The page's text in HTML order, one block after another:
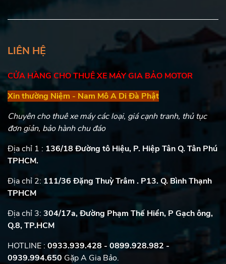
LIÊN HỆ
CỬA HÀNG CHO THUÊ XE MÁY GIA BẢO MOTOR
Xin thường Niệm - Nam Mô A Di Đà Phật
Chuyên cho thuê xe máy các loại, giá cạnh tranh, thủ tục
đơn giản, bảo hành chu đáo
Địa chỉ 1 : 136/18 Đường tô Hiệu, P. Hiệp Tân Q. Tân Phú
TPHCM.
Địa chỉ 2: 111/36 Đặng Thuỳ Trâm . P13. Q. Bình Thạnh
TPHCM
Địa chỉ 3: 304/17a, Đường Phạm Thế Hiển, P Gạch ông,
Q.8, TP.HCM
HOTLINE : 0933.939.428 - 0899.928.982 -
0939.994.650 Gặp A Gia Bảo.